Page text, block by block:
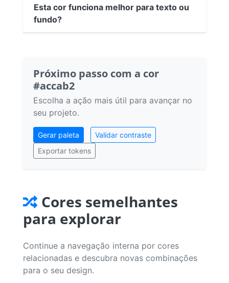
Esta cor funciona melhor para texto ou
fundo?
Próximo passo com a cor
#accab2
Escolha a ação mais útil para avançar no
seu projeto.
Gerar paleta
Validar contraste
Exportar tokens
Cores semelhantes
para explorar
Continue a navegação interna por cores
relacionadas e descubra novas combinações
para o seu design.